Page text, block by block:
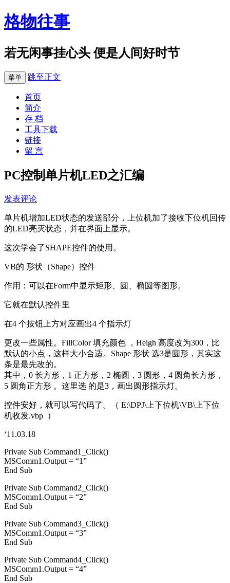
格物往事
若无闲事挂心头 便是人间好时节
菜单 跳至正文
首页
简介
存 档
工具下载
链接
留 言
PC控制单片机LED之汇编
发表评论
单片机增加LED状态的发送部分，上位机加了接收下位机回传
的LED亮灭状态，并在界面上显示。
这次学会了SHAPE控件的使用。
VB的 形状（Shape）控件
作用：可以在Form中显示矩形、圆、椭圆等图形。
它就在默认控件里
在4 个按钮上方对应画出4 个指示灯
更改一些属性。FillColor 填充颜色 ，Heigh 高度改为300，比
默认的小点，这样大小合适。Shape 形状 选3是圆形，其实这
条是最先改的。
其中，0 长方形，1 正方形，2 椭圆，3 圆形，4 圆角长方形，
5 圆角正方形 。这里选 的是3，画出圆形指示灯。
控件安好，就可以写代码了。（ E:\DPJ\上下位机\VB\上下位
机收发.vbp ）
‘11.03.18
Private Sub Command1_Click()
MSComm1.Output = “1”
End Sub
Private Sub Command2_Click()
MSComm1.Output = “2”
End Sub
Private Sub Command3_Click()
MSComm1.Output = “3”
End Sub
Private Sub Command4_Click()
MSComm1.Output = “4”
End Sub